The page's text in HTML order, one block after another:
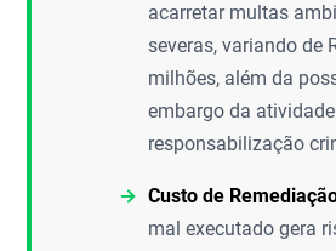
acarretar multas
severas, variando de
milhões, além da
embargo da
responsabilização
Custo de
mal executado gera